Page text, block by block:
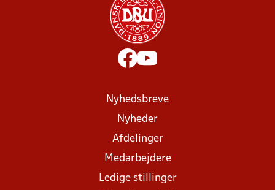
Nyhedsbreve
Nyheder
Afdelinger
Medarbejdere
Ledige stillinger